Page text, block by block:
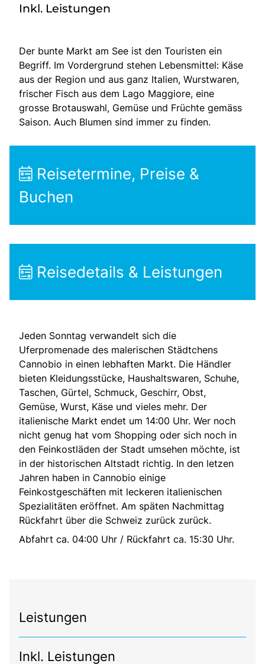
Inkl. Leistungen
Der bunte Markt am See ist den Touristen ein
Begriff. Im Vordergrund stehen Lebensmittel: Käse
aus der Region und aus ganz Italien, Wurstwaren,
frischer Fisch aus dem Lago Maggiore, eine
grosse Brotauswahl, Gemüse und Früchte gemäss
Saison. Auch Blumen sind immer zu finden.
Reisetermine, Preise &
Buchen
Reisedetails & Leistungen
Jeden Sonntag verwandelt sich die
Uferpromenade des malerischen Städtchens
Cannobio in einen lebhaften Markt. Die Händler
bieten Kleidungsstücke, Haushaltswaren, Schuhe,
Taschen, Gürtel, Schmuck, Geschirr, Obst,
Gemüse, Wurst, Käse und vieles mehr. Der
italienische Markt endet um 14:00 Uhr. Wer noch
nicht genug hat vom Shopping oder sich noch in
den Feinkostläden der Stadt umsehen möchte, ist
in der historischen Altstadt richtig. In den letzen
Jahren haben in Cannobio einige
Feinkostgeschäften mit leckeren italienischen
Spezialitäten eröffnet. Am späten Nachmittag
Rückfahrt über die Schweiz zurück zurück.
Abfahrt ca. 04:00 Uhr / Rückfahrt ca. 15:30 Uhr.
Leistungen
Inkl. Leistungen